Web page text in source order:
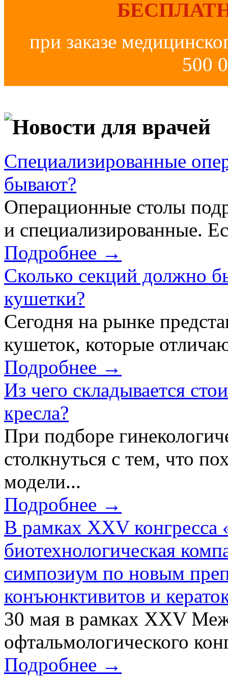
при заказе
500
Новости для врачей
Специализированные
бывают?
Операционные столы
и специализированные.
Подробнее →
Сколько секций должно
кушетки?
Сегодня на рынке
кушеток, которые
Подробнее →
Из чего складывается
кресла?
При подборе
столкнуться с тем, что
модели...
Подробнее →
В рамках XXV конгресса
биотехнологическая
симпозиум по новым
конъюнктивитов и
30 мая в рамках XXV
офтальмологического
Подробнее →